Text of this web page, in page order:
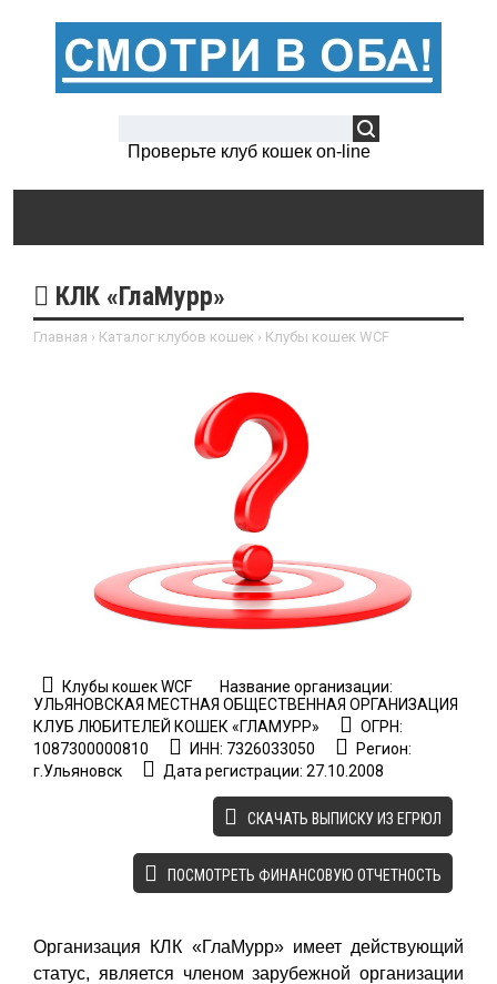
Проверьте клуб кошек on-line
КЛК «ГлаМурр»
Главная › Каталог клубов кошек › Клубы кошек WCF
Клубы кошек WCF
Название организации:
УЛЬЯНОВСКАЯ МЕСТНАЯ ОБЩЕСТВЕННАЯ ОРГАНИЗАЦИЯ
КЛУБ ЛЮБИТЕЛЕЙ КОШЕК «ГЛАМУРР»
ОГРН:
1087300000810
ИНН: 7326033050
Регион:
г.Ульяновск
Дата регистрации: 27.10.2008
CКАЧАТЬ ВЫПИСКУ ИЗ ЕГРЮЛ
ПОСМОТРЕТЬ ФИНАНСОВУЮ ОТЧЕТНОСТЬ
Организация КЛК «ГлаМурр» имеет действующий
статус, является членом зарубежной организации